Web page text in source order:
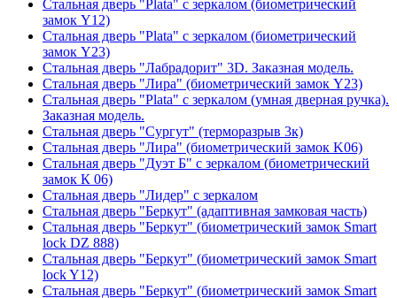
Стальная дверь "Plata" с зеркалом (биометрический
замок Y12)
Стальная дверь "Plata" с зеркалом (биометрический
замок Y23)
Стальная дверь "Лабрадорит" 3D. Заказная модель.
Стальная дверь "Лира" (биометрический замок Y23)
Стальная дверь "Plata" с зеркалом (умная дверная ручка).
Заказная модель.
Стальная дверь "Сургут" (терморазрыв 3к)
Стальная дверь "Лира" (биометрический замок K06)
Стальная дверь "Дуэт Б" с зеркалом (биометрический
замок К 06)
Стальная дверь "Лидер" с зеркалом
Стальная дверь "Беркут" (адаптивная замковая часть)
Стальная дверь "Беркут" (биометрический замок Smart
lock DZ 888)
Стальная дверь "Беркут" (биометрический замок Smart
lock Y12)
Стальная дверь "Беркут" (биометрический замок Smart